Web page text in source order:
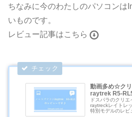
ちなみに今のわたしのパソコンは
いものです。
レビュー記事はこちら
動画多め☆クリ
raytrek R5-
ドスパラのクリエ
raytreckレイトレ
特別モデルのレビ